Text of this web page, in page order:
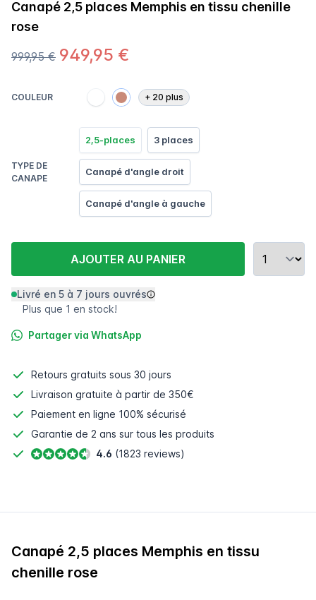
Canapé 2,5 places Memphis en tissu chenille
rose
999,95 € 949,95 €
COULEUR + 20 plus
TYPE DE
CANAPE
2,5-places 3 places
Canapé d'angle droit
Canapé d'angle à gauche
AJOUTER AU PANIER
Livré en 5 à 7 jours ouvrés
Plus que 1 en stock!
Partager via WhatsApp
Retours gratuits sous 30 jours
Livraison gratuite à partir de 350€
Paiement en ligne 100% sécurisé
Garantie de 2 ans sur tous les produits
4.6 (1823 reviews)
Canapé 2,5 places Memphis en tissu
chenille rose